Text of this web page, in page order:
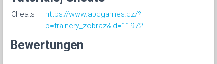
Cheats
https://www.abcgames.cz/?
p=trainery_zobraz&id=11972
Bewertungen